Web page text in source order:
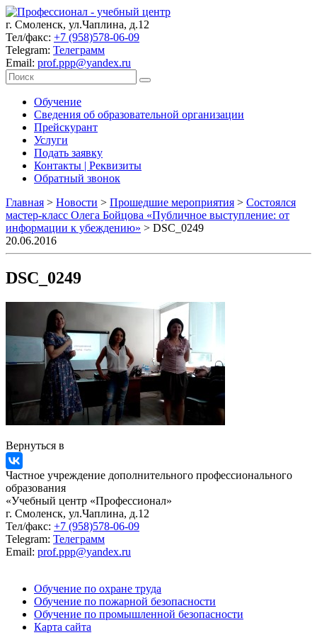
г. Смоленск, ул.Чаплина, д.12
Тел/факс: +7 (958)578-06-09
Telegram: Телеграмм
Email: prof.ppp@yandex.ru
Обучение
Сведения об образовательной организации
Прейскурант
Услуги
Подать заявку
Контакты | Реквизиты
Обратный звонок
Главная > Новости > Прошедшие мероприятия > Состоялся
мастер-класс Олега Бойцова «Публичное выступление: от
информации к убеждению» > DSC_0249
20.06.2016
DSC_0249
Вернуться в
Частное учреждение дополнительного профессионального
образования
«Учебный центр «Профессионал»
г. Смоленск, ул.Чаплина, д.12
Тел/факс: +7 (958)578-06-09
Telegram: Телеграмм
Email: prof.ppp@yandex.ru
Обучение по охране труда
Обучение по пожарной безопасности
Обучение по промышленной безопасности
Карта сайта